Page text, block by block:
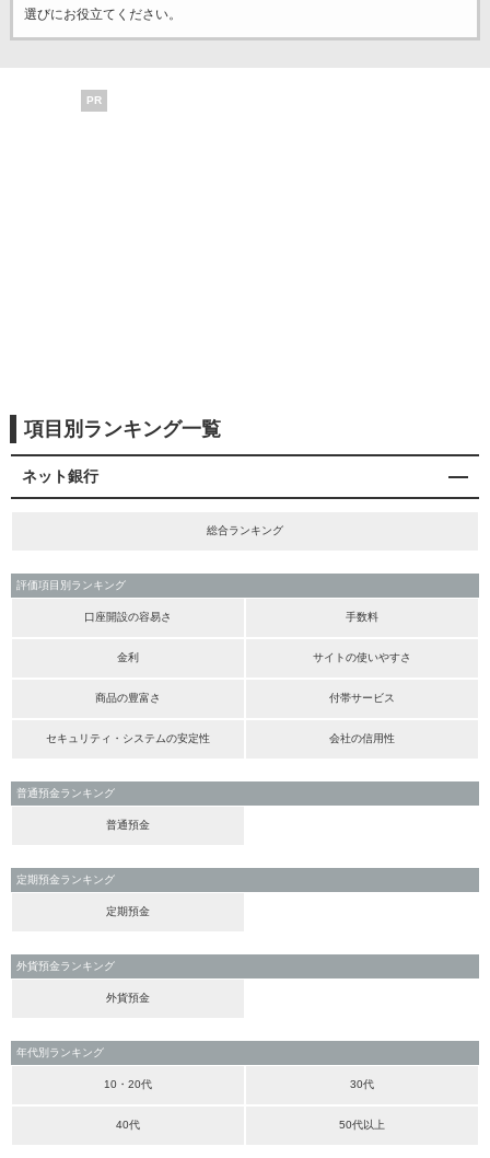
選びにお役立てください。
PR
項目別ランキング一覧
ネット銀行
総合ランキング
評価項目別ランキング
口座開設の容易さ 手数料
金利 サイトの使いやすさ
商品の豊富さ 付帯サービス
セキュリティ・システムの安定性 会社の信用性
普通預金ランキング
普通預金
定期預金ランキング
定期預金
外貨預金ランキング
外貨預金
年代別ランキング
10・20代 30代
40代 50代以上